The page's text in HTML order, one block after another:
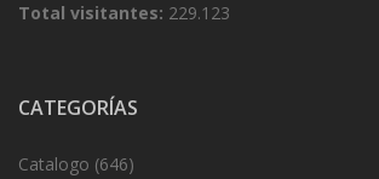
Total visitantes: 229.123
CATEGORÍAS
Catalogo (646)